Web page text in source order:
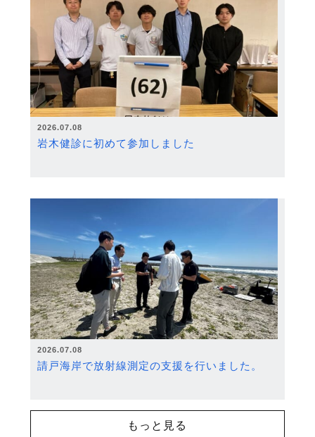
2026.07.08
岩木健診に初めて参加しました
2026.07.08
請戸海岸で放射線測定の支援を行いました。
もっと見る